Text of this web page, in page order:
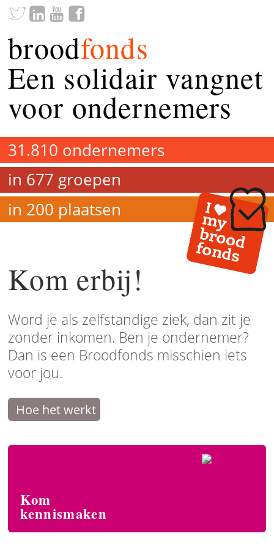
broodfonds
Een solidair vangnet
voor ondernemers
31.810 ondernemers
in 677 groepen
in 200 plaatsen
Kom erbij!
Word je als zelfstandige ziek, dan zit je
zonder inkomen. Ben je ondernemer?
Dan is een Broodfonds misschien iets
voor jou.
Hoe het werkt
Kom
kennismaken